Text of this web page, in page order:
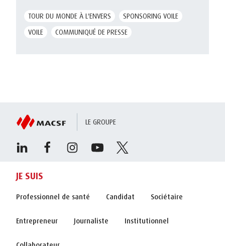
TOUR DU MONDE À L'ENVERS
SPONSORING VOILE
VOILE
COMMUNIQUÉ DE PRESSE
LE GROUPE
JE SUIS
Professionnel de santé Candidat Sociétaire
Entrepreneur Journaliste Institutionnel